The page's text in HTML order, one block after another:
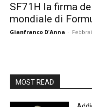
SF71H la firma
mondiale di
Gianfranco D'Anna -
MOST READ